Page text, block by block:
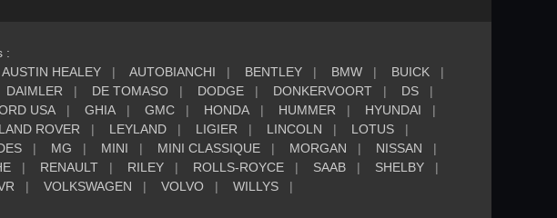
:
AUSTIN HEALEY AUTOBIANCHI BENTLEY BMW
BUICK
DAIMLER DE TOMASO DODGE DONKERVOORT
DS
USA GHIA GMC HONDA HUMMER
HYUNDAI
LAND ROVER LEYLAND LIGIER LINCOLN
LOTUS
MG MINI MINI CLASSIQUE MORGAN
NISSAN
RENAULT RILEY ROLLS-ROYCE SAAB
SHELBY
VOLKSWAGEN VOLVO WILLYS